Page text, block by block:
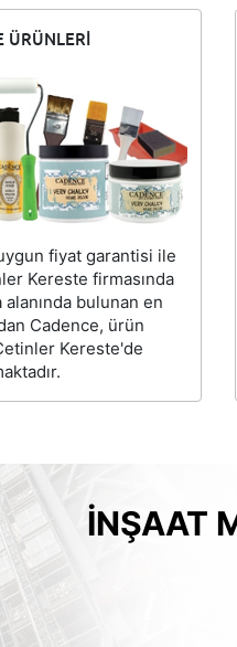
ÜRÜNLERI
fiyat garantisi ile
Kereste firmasında
bulunan en
Cadence, ürün
Kereste'de
İNŞAAT